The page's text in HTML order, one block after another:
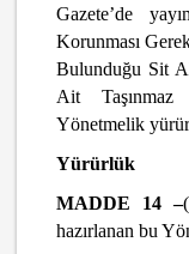
Gazete’de
Korunması
Bulunduğu Sit
Ait
Yönetmelik
Yürürlük
MADDE 14 –
hazırlanan bu